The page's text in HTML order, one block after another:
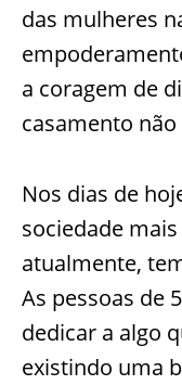
das mulheres
a coragem de
casamento
Nos dias de
sociedade
atualmente,
As pessoas de
dedicar a algo
existindo uma